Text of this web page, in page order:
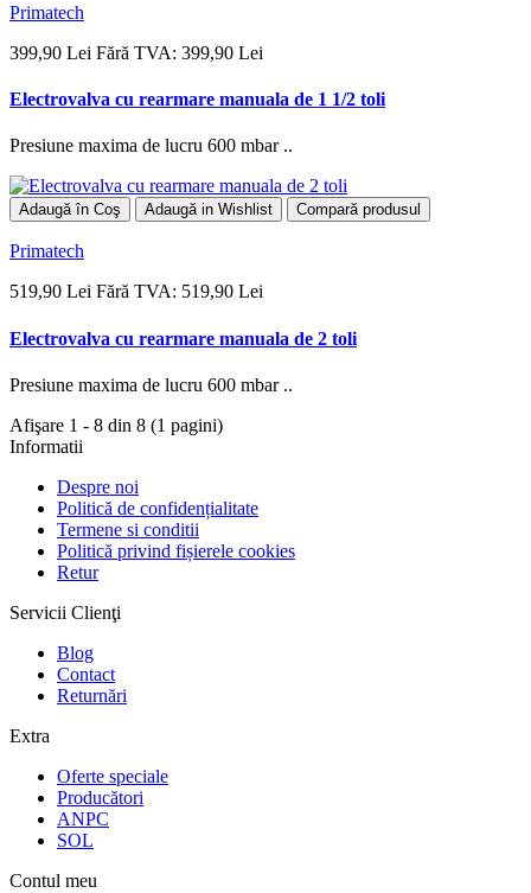
Primatech
399,90 Lei Fără TVA: 399,90 Lei
Electrovalva cu rearmare manuala de 1 1/2 toli
Presiune maxima de lucru 600 mbar ..
Adaugă în Coş Adaugă in Wishlist Compară produsul
Primatech
519,90 Lei Fără TVA: 519,90 Lei
Electrovalva cu rearmare manuala de 2 toli
Presiune maxima de lucru 600 mbar ..
Afişare 1 - 8 din 8 (1 pagini)
Informatii
Despre noi
Politică de confidențialitate
Termene si conditii
Politică privind fișierele cookies
Retur
Servicii Clienţi
Blog
Contact
Returnări
Extra
Oferte speciale
Producători
ANPC
SOL
Contul meu